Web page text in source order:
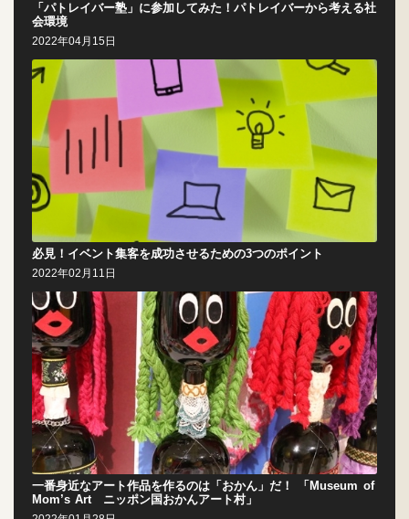
「パトレイバー塾」に参加してみた！パトレイバーから考える社
会環境
2022年04月15日
必見！イベント集客を成功させるための3つのポイント
2022年02月11日
一番身近なアート作品を作るのは「おかん」だ！ 「Museum of
Mom’s Art ニッポン国おかんアート村」